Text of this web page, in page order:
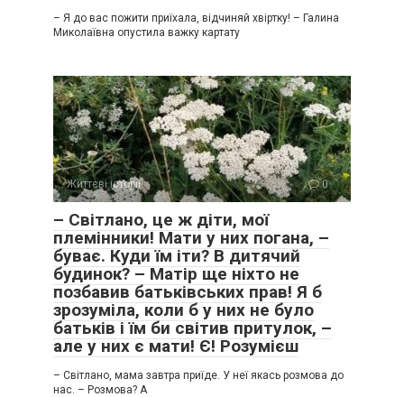
– Я до вас пожити приїхала, відчиняй хвіртку! – Галина
Миколаївна опустила важку картату
Життєві історії 0
– Світлано, це ж діти, мої
племінники! Мати у них погана, –
буває. Куди їм іти? В дитячий
будинок? – Матір ще ніхто не
позбавив батьківських прав! Я б
зрозуміла, коли б у них не було
батьків і їм би світив притулок, –
але у них є мати! Є! Розумієш
– Світлано, мама завтра приїде. У неї якась розмова до
нас. – Розмова? А